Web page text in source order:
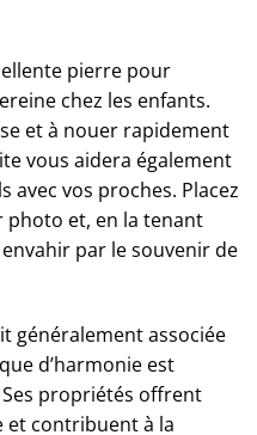
pierre pour
chez les enfants.
et à nouer rapidement
vous aidera également
avec vos proches. Placez
et, en la tenant
par le souvenir de
généralement associée
d’harmonie est
propriétés offrent
et contribuent à la